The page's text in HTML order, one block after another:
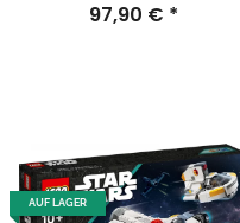
97,90 € *
AUF LAGER